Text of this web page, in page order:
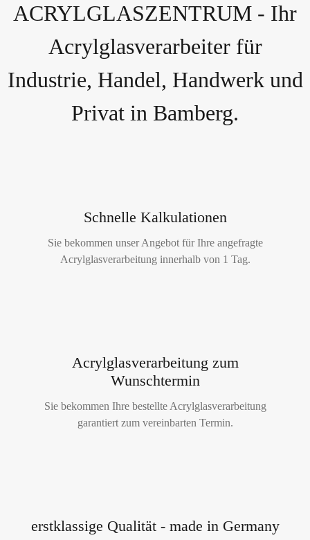
ACRYLGLASZENTRUM - Ihr
Acrylglasverarbeiter für
Industrie, Handel, Handwerk und
Privat in Bamberg.
Schnelle Kalkulationen
Sie bekommen unser Angebot für Ihre angefragte
Acrylglasverarbeitung innerhalb von 1 Tag.
Acrylglasverarbeitung zum
Wunschtermin
Sie bekommen Ihre bestellte Acrylglasverarbeitung
garantiert zum vereinbarten Termin.
erstklassige Qualität - made in Germany